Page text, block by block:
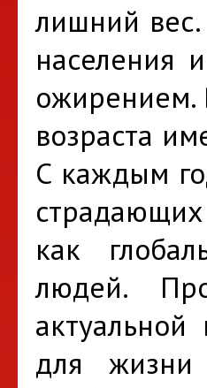
лишний вес.
населения
ожирением.
возраста
С каждым
как
людей.
для